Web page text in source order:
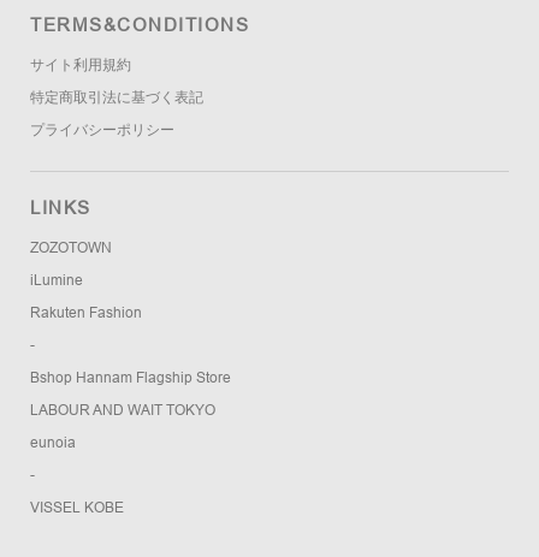
TERMS&CONDITIONS
サイト利用規約
特定商取引法に基づく表記
プライバシーポリシー
LINKS
ZOZOTOWN
iLumine
Rakuten Fashion
-
Bshop Hannam Flagship Store
LABOUR AND WAIT TOKYO
eunoia
-
VISSEL KOBE